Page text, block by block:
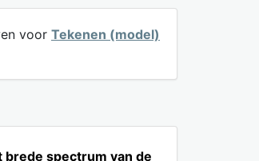
voor Tekenen (model)
spectrum van de